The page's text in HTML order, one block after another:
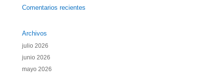
Comentarios recientes
Archivos
julio 2026
junio 2026
mayo 2026